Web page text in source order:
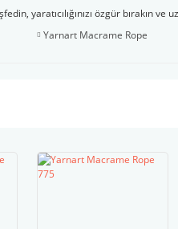
yaratıcılığınızı özgür bırakın
Yarnart Macrame Rope